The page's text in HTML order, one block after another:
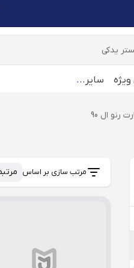
سایر ...
رنو ال 90
مرتب سازی بر اساس